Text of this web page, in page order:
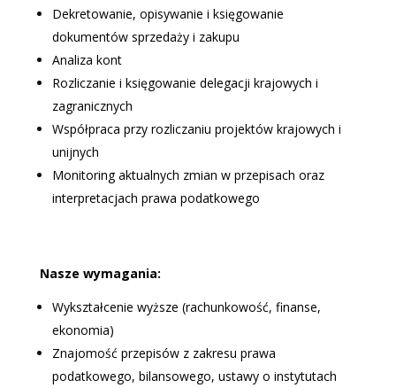
Dekretowanie, opisywanie i księgowanie
dokumentów sprzedaży i zakupu
Analiza kont
Rozliczanie i księgowanie delegacji krajowych i
zagranicznych
Współpraca przy rozliczaniu projektów krajowych i
unijnych
Monitoring aktualnych zmian w przepisach oraz
interpretacjach prawa podatkowego
Nasze wymagania:
Wykształcenie wyższe (rachunkowość, finanse,
ekonomia)
Znajomość przepisów z zakresu prawa
podatkowego, bilansowego, ustawy o instytutach